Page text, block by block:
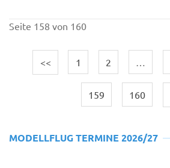
Seite 158 von 160
<< 1 2
159 160
MODELLFLUG TERMINE 2026/27